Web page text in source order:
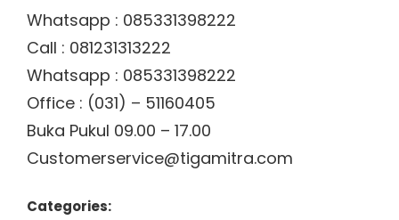
Whatsapp : 085331398222
Call : 081231313222
Whatsapp : 085331398222
Office : (031) – 51160405
Buka Pukul 09.00 – 17.00
Customerservice@tigamitra.com
Categories: